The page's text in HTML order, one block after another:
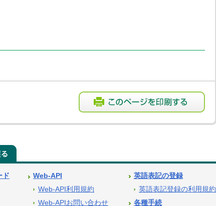
ド
Web-API
Web-API利用規約
Web-APIお問い合わせ
英語表記の登録
英語表記登録の利用規約
各種手続